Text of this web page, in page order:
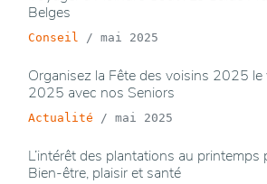
Belges
Conseil / mai 2025
Organisez la Fête des voisins 2025
2025 avec nos Seniors
Actualité / mai 2025
L’intérêt des plantations au printemps
Bien-être, plaisir et santé